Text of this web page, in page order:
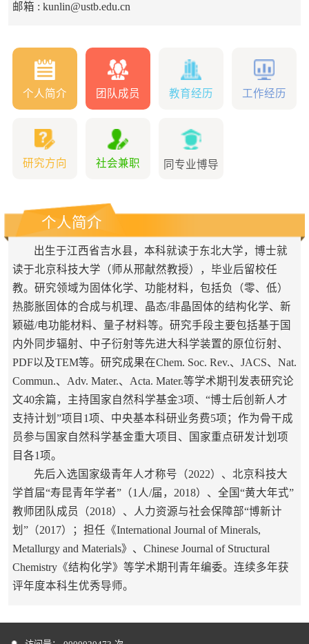
邮箱 : kunlin@ustb.edu.cn
个人简介 团队成员 教育经历 工作经历
研究方向 社会兼职 同专业博导
个人简介
出生于江西省吉水县，本科就读于东北大学，博士就
读于北京科技大学（师从邢献然教授）
，毕业后留校任
教。研究领域为固体化学、功能材料，包括负（零、低）
热膨胀固体的合成与机理、晶态/非晶固体的结构化学、新
颖磁/电功能材料、量子材料等。研究手段主要包括基于国
内外同步辐射、中子衍射等先进大科学装置的原位衍射、
PDF以及TEM等。研究成果在Chem. Soc. Rev.、 JACS、 Nat.
Commun.、Adv. Mater.、Acta. Mater.等学术期刊发表研究论
文40余篇，主持国家自然科学基金3项、“博士后创新人才
支持计划”项目1项、中央基本科研业务费5项；作为骨干成
员参与国家自然科学基金重大项目、国家重点研发计划项
目各1项。
先后入选国家级青年人才称号（2022）、北京科技大
学首届“寿昆青年学者”（1人/届，2018）、全国“黄大年式”
教师团队成员（2018）、人力资源与社会保障部“博新计
划”（2017）；担任《International Journal of Minerals,
Metallurgy and Materials》、Chinese Journal of Structural
Chemistry《结构化学》等学术期刊青年编委。连续多年获
评年度本科生优秀导师。